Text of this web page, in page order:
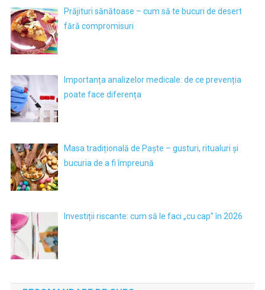
Prăjituri sănătoase – cum să te bucuri de desert
fără compromisuri
Importanța analizelor medicale: de ce prevenția
poate face diferența
Masa tradițională de Paște – gusturi, ritualuri și
bucuria de a fi împreună
Investiții riscante: cum să le faci „cu cap” în 2026